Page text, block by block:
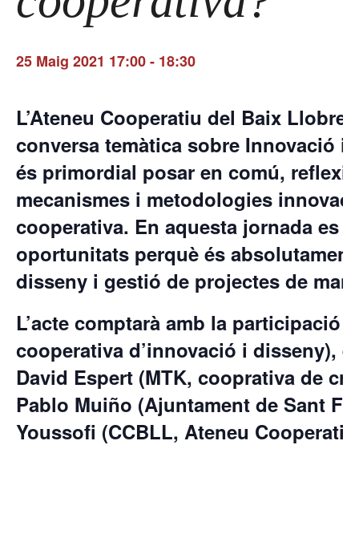
25 Maig 2021 17:00- 18:30
L’Ateneu Cooperatiu del Baix
conversa temàtica sobre Innovació i
és primordial posar en comú,
mecanismes i metodologies
cooperativa. En aquesta jornada es
oportunitats perquè és
disseny i gestió de projectes de
L’acte comptarà amb la
cooperativa d’innovació i disseny),
David Espert (MTK, cooprativa de
Pablo Muiño (Ajuntament de Sant
Youssofi (CCBLL, Ateneu